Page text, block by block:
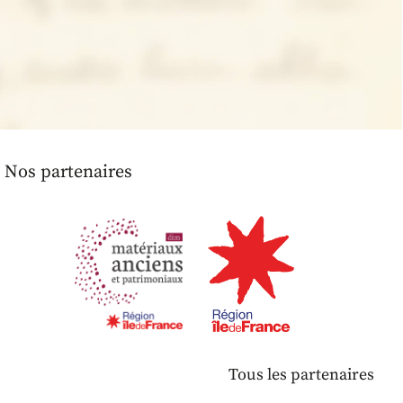
Nos partenaires
Tous les partenaires